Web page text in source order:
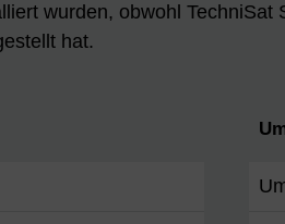
wurden, obwohl
hat.